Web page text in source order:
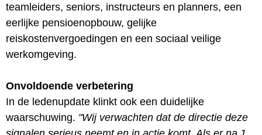
teamleiders, seniors, instructeurs en planners, een
eerlijke pensioenopbouw, gelijke
reiskostenvergoedingen en een sociaal veilige
werkomgeving.
Onvoldoende verbetering
In de ledenupdate klinkt ook een duidelijke
waarschuwing. "Wij verwachten dat de directie deze